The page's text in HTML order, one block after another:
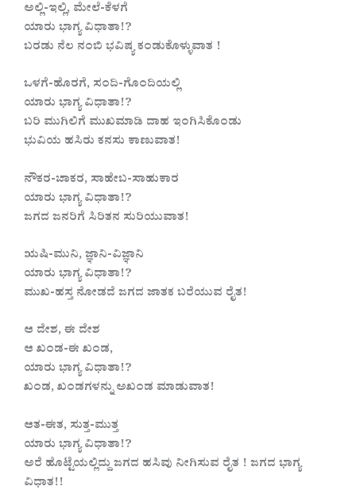
ಅಲ್ಲಿ-ಇಲ್ಲಿ, ಮೇಲೆ-ಕೆಳಗೆ
ಯಾರು ಭಾಗ್ಯ ವಿಧಾತಾ!?
ಬರಡು ನೆಲ ನಂಬಿ ಭವಿಷ್ಯ ಕಂಡುಕೊಳ್ಳುವಾತ !
ಒಳಗೆ-ಹೊರಗೆ, ಸಂದಿ-ಗೊಂದಿಯಲ್ಲಿ
ಯಾರು ಭಾಗ್ಯ ವಿಧಾತಾ!?
ಬರಿ ಮುಗಿಲಿಗೆ ಮುಖಮಾಡಿ ದಾಹ ಇಂಗಿಸಿಕೊಂಡು
ಭುವಿಯ ಹಸಿರು ಕನಸು ಕಾಣುವಾತ!
ನೌಕರ-ಚಾಕರ, ಸಾಹೇಬ-ಸಾಹುಕಾರ
ಯಾರು ಭಾಗ್ಯ ವಿಧಾತಾ!?
ಜಗದ ಜನರಿಗೆ ಸಿರಿತನ ಸುರಿಯುವಾತ!
ಋಷಿ-ಮುನಿ, ಜ್ಞಾನಿ-ವಿಜ್ಞಾನಿ
ಯಾರು ಭಾಗ್ಯ ವಿಧಾತಾ!?
ಮುಖ-ಹಸ್ತ ನೋಡದೆ ಜಗದ ಜಾತಕ ಬರೆಯುವ ರೈತ!
ಆ ದೇಶ, ಈ ದೇಶ
ಆ ಖಂಡ-ಈ ಖಂಡ,
ಯಾರು ಭಾಗ್ಯ ವಿಧಾತಾ!?
ಖಂಡ, ಖಂಡಗಳನ್ನು ಅಖಂಡ ಮಾಡುವಾತ!
ಆತ-ಈತ, ಸುತ್ತ-ಮುತ್ತ
ಯಾರು ಭಾಗ್ಯ ವಿಧಾತಾ!?
ಅರೆ ಹೊಟ್ಟೆಯಲ್ಲಿದ್ದು ಜಗದ ಹಸಿವು ನೀಗಿಸುವ ರೈತ ! ಜಗದ ಭಾಗ್ಯ
ವಿಧಾತ!!